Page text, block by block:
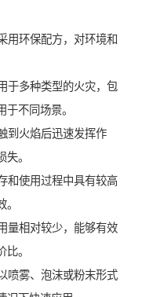
用环保配方，对环境和
于多种类型的火灾，包
不同场景。
到火焰后迅速发挥作
。
和使用过程中具有较高
量相对较少，能够有效
。
喷雾、泡沫或粉末形式